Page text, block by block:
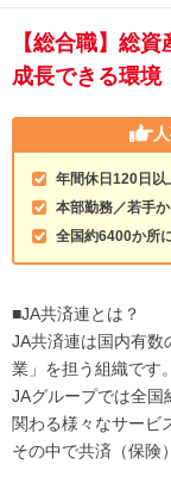
【総合職】総
成長できる環境
年間休日120日以
本部勤務／若手
全国約6400か所
■JA共済連とは？
JA共済連は国内有数
業」を担う組織です。
JAグループでは全国
関わる様々なサービ
その中で共済（保険